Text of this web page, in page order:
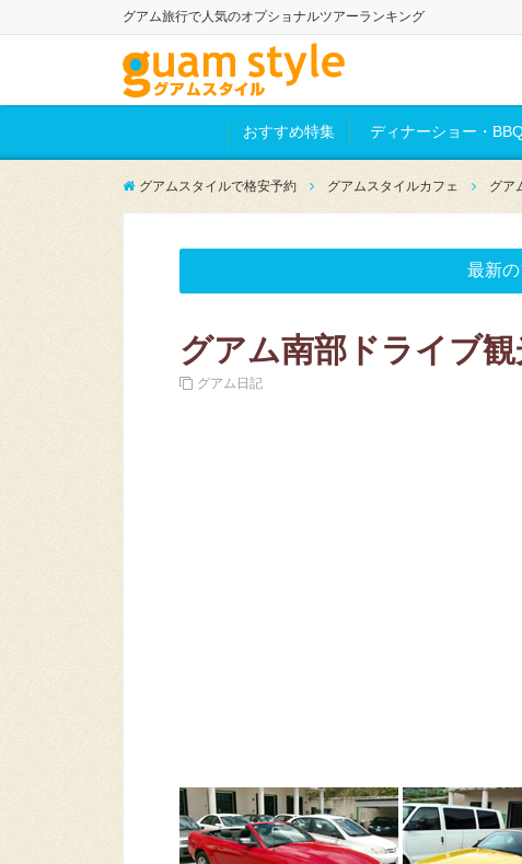
グアム旅行で人気のオプショナルツアーランキング
おすすめ特集 ディナーショー・
グアムスタイルで格安予約 グアムスタイルカフェ グア
最新
グアム南部ドライブ
グアム日記